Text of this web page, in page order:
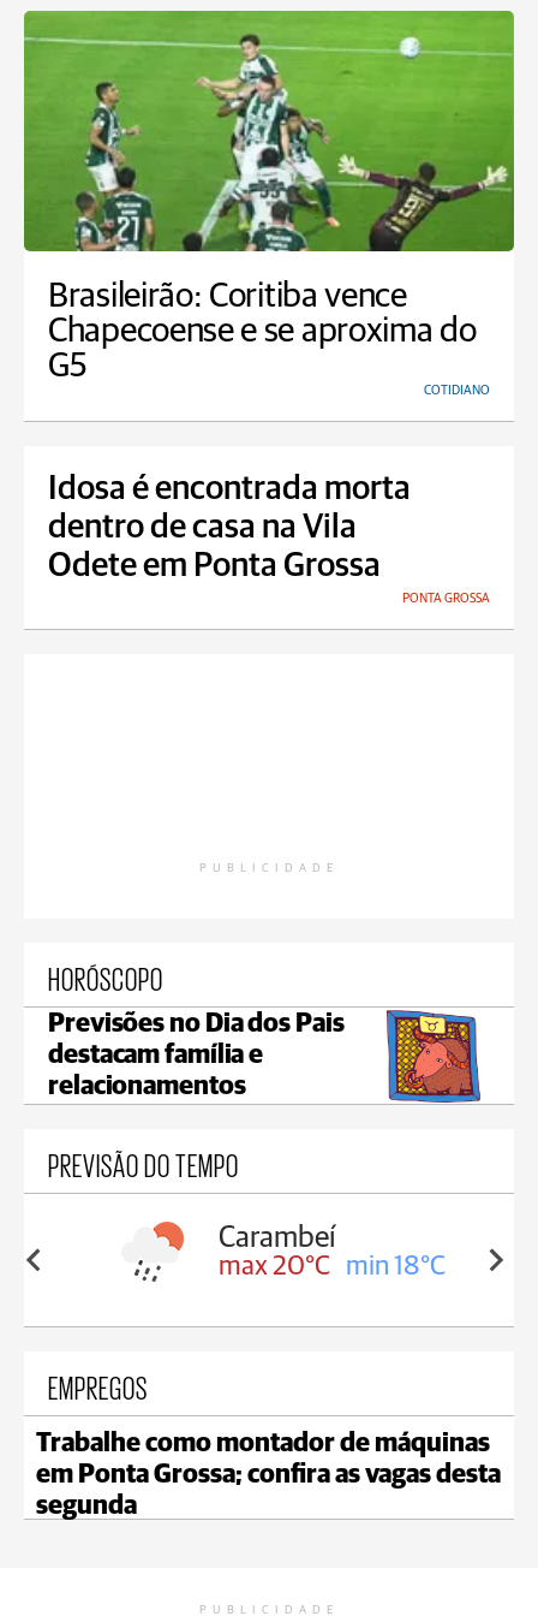
Brasileirão: Coritiba vence
Chapecoense e se aproxima do
G5
COTIDIANO
Idosa é encontrada morta
dentro de casa na Vila
Odete em Ponta Grossa
PONTA GROSSA
PUBLICIDADE
HORÓSCOPO
Previsões no Dia dos Pais
destacam família e
relacionamentos
PREVISÃO DO TEMPO
18°C
Carambeí
max 20°C min 18°C
EMPREGOS
Trabalhe como montador de máquinas
em Ponta Grossa; confira as vagas desta
segunda
PUBLICIDADE